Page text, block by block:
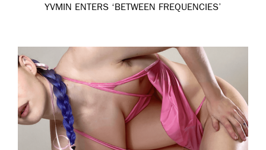
YVMIN ENTERS ‘BETWEEN FREQUENCIES’